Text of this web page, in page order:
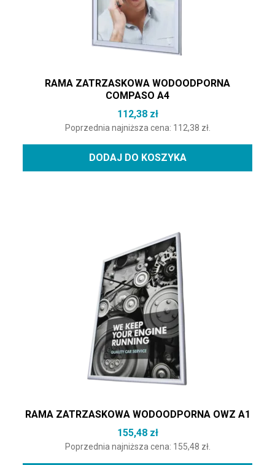
RAMA ZATRZASKOWA WODOODPORNA
COMPASO A4
112,38 zł
Poprzednia najniższa cena: 112,38 zł.
DODAJ DO KOSZYKA
RAMA ZATRZASKOWA WODOODPORNA OWZ A1
155,48 zł
Poprzednia najniższa cena: 155,48 zł.